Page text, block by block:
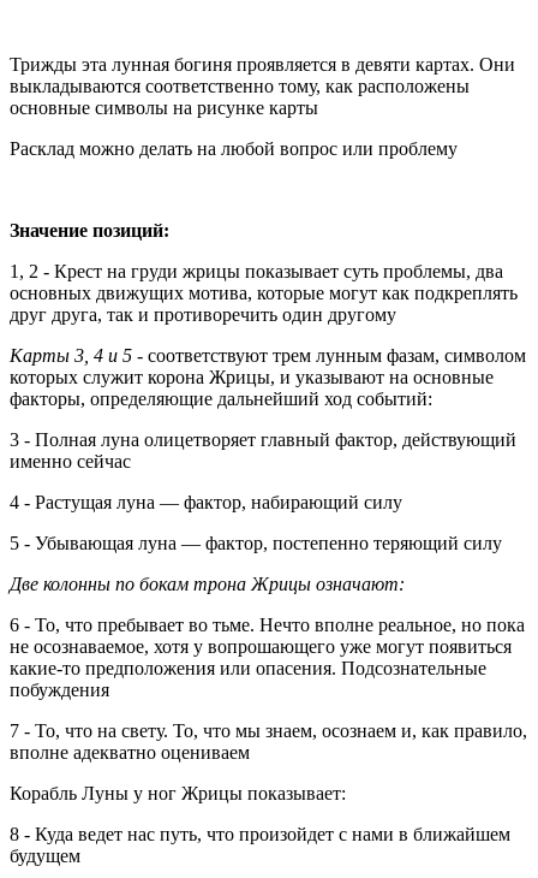
Трижды эта лунная богиня проявляется в девяти картах. Они
выкладываются соответственно тому, как расположены
основные символы на рисунке карты
Расклад можно делать на любой вопрос или проблему
Значение позиций:
1, 2 - Крест на груди жрицы показывает суть проблемы, два
основных движущих мотива, которые могут как подкреплять
друг друга, так и противоречить один другому
Карты 3, 4 и 5 - соответствуют трем лунным фазам, символом
которых служит корона Жрицы, и указывают на основные
факторы, определяющие дальнейший ход событий:
3 - Полная луна олицетворяет главный фактор, действующий
именно сейчас
4 - Растущая луна — фактор, набирающий силу
5 - Убывающая луна — фактор, постепенно теряющий силу
Две колонны по бокам трона Жрицы означают:
6 - То, что пребывает во тьме. Нечто вполне реальное, но пока
не осознаваемое, хотя у вопрошающего уже могут появиться
какие-то предположения или опасения. Подсознательные
побуждения
7 - То, что на свету. То, что мы знаем, осознаем и, как правило,
вполне адекватно оцениваем
Корабль Луны у ног Жрицы показывает:
8 - Куда ведет нас путь, что произойдет с нами в ближайшем
будущем